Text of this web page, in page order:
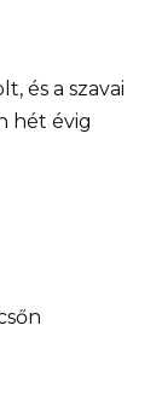
és a szavai
hét évig